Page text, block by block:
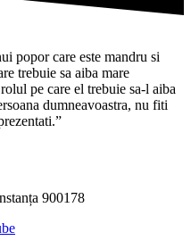
popor care este mandru si
trebuie sa aiba mare
pe care el trebuie sa-l aiba
dumneavoastra, nu fiti
900178